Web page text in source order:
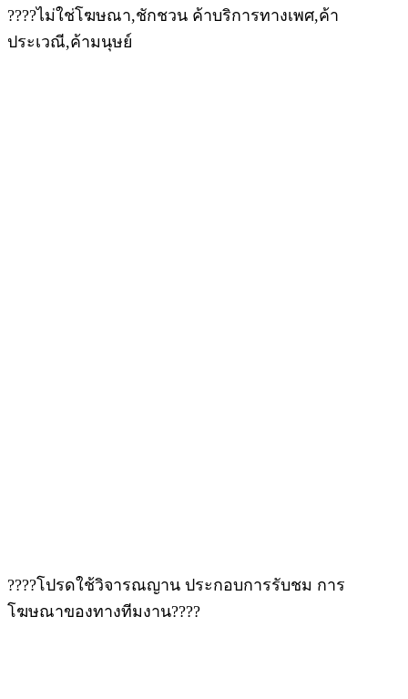
????ไม่ใช่โฆษณา,ชักชวน ค้าบริการทางเพศ,ค้า
ประเวณี,ค้ามนุษย์
????โปรดใช้วิจารณญาน ประกอบการรับชม การ
โฆษณาของทางทีมงาน????